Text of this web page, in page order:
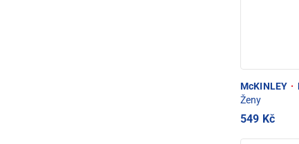
McKINLEY ·
Ženy
549 Kč